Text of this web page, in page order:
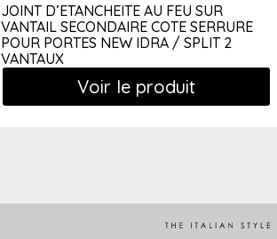
JOINT D’ETANCHEITE AU FEU SUR
VANTAIL SECONDAIRE COTE SERRURE
POUR PORTES NEW IDRA / SPLIT 2
VANTAUX
Voir le produit